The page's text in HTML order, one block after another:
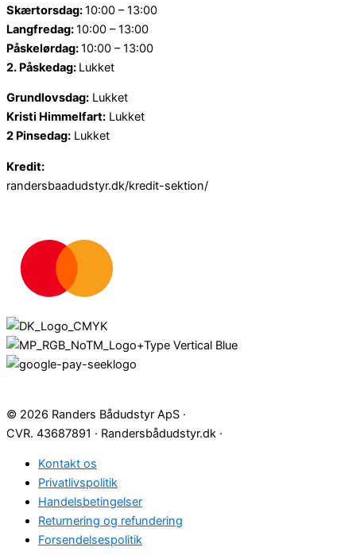
Skærtorsdag:10:00 – 13:00
Langfredag:10:00 – 13:00
Påskelørdag:10:00 – 13:00
2. Påskedag: Lukket
Grundlovsdag: Lukket
Kristi Himmelfart: Lukket
2 Pinsedag: Lukket
Kredit:
randersbaadudstyr.dk/kredit-sektion/
© 2026 Randers Bådudstyr ApS ·
CVR. 43687891 · Randersbådudstyr.dk ·
Kontakt os
Privatlivspolitik
Handelsbetingelser
Returnering og refundering
Forsendelsespolitik